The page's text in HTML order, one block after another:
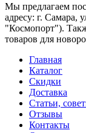
Мы предлагаем
адресу: г. Самара,
"Космопорт").
товаров для
Главная
Каталог
Скидки
Доставка
Статьи,
Отзывы
Контакты